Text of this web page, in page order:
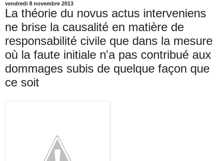
vendredi 8 novembre 2013
La théorie du novus actus interveniens
ne brise la causalité en matière de
responsabilité civile que dans la mesure
où la faute initiale n'a pas contribué aux
dommages subis de quelque façon que
ce soit